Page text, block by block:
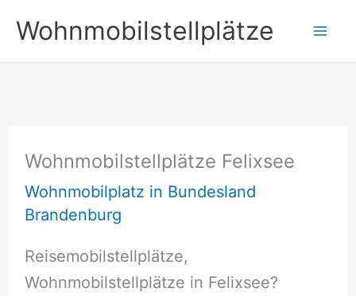
Inhalt
springen
Wohnmobilstellplätze
Wohnmobilstellplätze Felixsee
Wohnmobilplatz in Bundesland
Brandenburg
Reisemobilstellplätze,
Wohnmobilstellplätze in Felixsee?